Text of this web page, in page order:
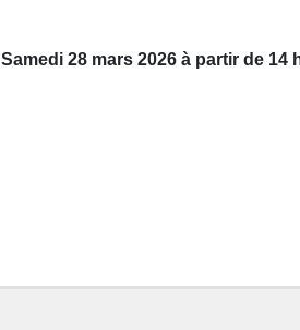
Samedi 28 mars 2026 à partir de 14